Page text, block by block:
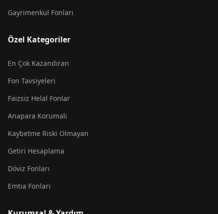
Gayrimenkul Fonları
Özel Kategoriler
En Çok Kazandıran
Fon Tavsiyeleri
Faizsiz Helal Fonlar
Anapara Korumalı
Kaybetme Riski Olmayan
Getiri Hesaplama
Döviz Fonları
Emtia Fonları